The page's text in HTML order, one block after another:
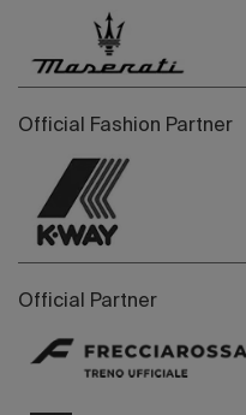
Official Fashion Partner
Official Partner